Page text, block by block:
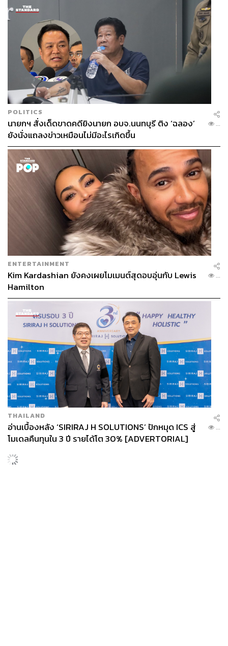
ปัจจุบันประเทศเวียดนามและไทย มีบทบาทสำคัญในอาเซียน
และภูมิภาคอาเซียนซึ่งกลายเป็นหนึ่งในภูมิภาคที่มีศักยภาพ
สูงที่สุดในโลกในทุกๆ มิติ ในการประชุม ASEAN Summit
และซึ่งได้มีการพูดคุยกันในธีม ‘Navigating our future
together’
“หมายความว่าเราให้ความสำคัญกับการกำหนดอนาคตของ
ประเทศเราทั้งสอง ซึ่งในกลุ่มผู้นำอาเซียน มีการหารือกัน
หลายเรื่อง ทั้งพลังงานและอาหาร การรับมือกับผลกระทบ
จากความขัดแย้งในภูมิภาคตะวันออกกลาง”
เสริมความพร้อมสำหรับโอกาสทางเศรษฐกิจใหม่ๆ จาก
ความร่วมมือในระดับภูมิภาค หลายประเทศคงจะหาทางไป
ต่อยอดในระดับทวิภาคีด้วยกัน ประเทศไทยและเวียดนามถือ
เป็นสองประเทศในอาเซียนที่มีพลังทางเศรษฐกิจที่สูงมาก
“พลังเหล่านี้มาจากความเชื่อมั่นของผู้คน โดยเฉพาะอย่างยิ่ง
ผู้ประกอบการ นักธุรกิจ ผู้นำทางด้านภาคอุตสาหกรรม ด้าน
การเงิน ที่ทรงพลังยิ่งของทั้งสองประเทศ เราจะสามารถส่ง
เสริมการเกื้อกูลกันได้เป็นอย่างดี”
ไทย ‘คู่ค้า’ อันดับหนึ่งเวียดนาม
อนุทิน ย้ำว่า ไทยถือเป็นคู่ค้าอันดับหนึ่งของเวียดนามใน
อาเซียน ในขณะที่เวียดนามเป็นคู่ค้าอันดับสองของไทยใน
อาเซียน มีมูลค่าการค้าระหว่างกันอยู่ที่ประมาณ 24,000
ล้านดอลลาร์สหรัฐ
โดยมีเป้าหมายระยะสั้นที่ 25,000 ล้านดอลลาร์สหรัฐ และใน
อนาคตเราควรร่วมกันผลักดันให้เพิ่มขึ้นสู่ระดับ 50,000 ล้าน
ดอลลาร์สหรัฐ
“วันนี้ประเทศไทยมีการลงทุนในเวียดนามเป็นจำนวนมาก จึง
มากขึ้นเช่นกัน เพราะเศรษฐกิจของไทยและเวียดนามมีขนาด
POLITICS
นายกฯ สั่งเด็ดขาดคดียิงนายก อบจ.นนทบุรี ติง ‘ฉลอง’
ยังนั่งแถลงข่าวเหมือนไม่มีอะไรเกิดขึ้น
...
ENTERTAINMENT
Kim Kardashian ยังคงเผยโมเมนต์สุดอบอุ่นกับ Lewis
Hamilton
...
THAILAND
อ่านเบื้องหลัง ‘SIRIRAJ H SOLUTIONS’ ปักหมุด ICS สู่
โมเดลคืนทุนใน 3 ปี รายได้โต 30% [ADVERTORIAL]
...